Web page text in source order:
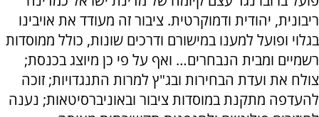
ריבונית, יהודית ודמוקרטית. ציבור זה מעודד את אויבינו
בגלוי ופועל למענו במישורם ודרכים שונות, כולל ממוסדות
רשמיים ומבית הנבחרים… ואף על פי כן מיוצג בכנסת;
צולח את ועדת הבחירות ובג"ץ למרות התנגדויות; זוכה
להעדפה מתקנת במוסדות ציבור ובאוניברסיטאות; נענה